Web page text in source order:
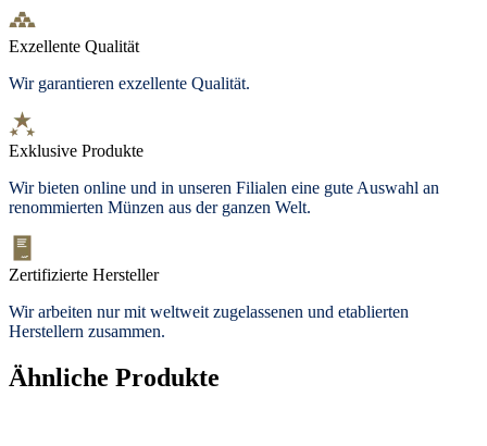
Exzellente Qualität
Wir garantieren exzellente Qualität.
Exklusive Produkte
Wir bieten online und in unseren Filialen eine gute Auswahl an
renommierten Münzen aus der ganzen Welt.
Zertifizierte Hersteller
Wir arbeiten nur mit weltweit zugelassenen und etablierten
Herstellern zusammen.
Ähnliche Produkte